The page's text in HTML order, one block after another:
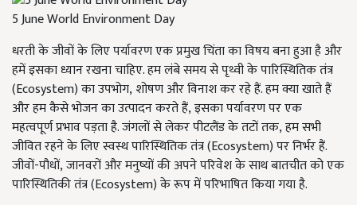
5 June World Environment Day
धरती के जीवों के लिए पर्यावरण एक प्रमुख चिंता का विषय बना हुआ है और
हमें इसका ध्यान रखना चाहिए. हम लंबे समय से पृथ्वी के पारिस्थितिक तंत्र
(Ecosystem) का उपभोग, शोषण और विनाश कर रहे हैं. हम क्या खाते हैं
और हम कैसे भोजन का उत्पादन करते हैं, इसका पर्यावरण पर एक
महत्वपूर्ण प्रभाव पड़ता है. जंगलों से लेकर पीटलैंड के तटों तक, हम सभी
जीवित रहने के लिए स्वस्थ पारिस्थितिक तंत्र (Ecosystem) पर निर्भर हैं.
जीवों-पौधों, जानवरों और मनुष्यों की अपने परिवेश के साथ बातचीत को एक
पारिस्थितिकी तंत्र (Ecosystem) के रूप में परिभाषित किया गया है.